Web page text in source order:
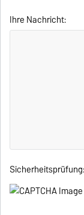
Ihre Nachricht:
Sicherheitsprüfung: